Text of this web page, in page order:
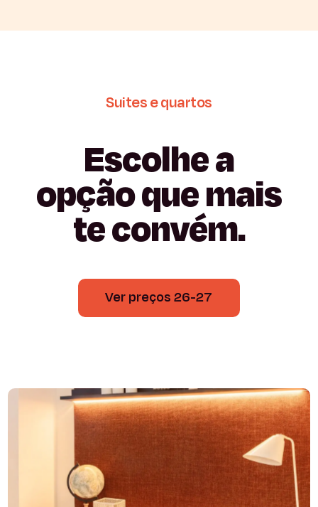
Suitesequartos
Escolhea
opçãoquemais
teconvém.
Ver preços 26-27